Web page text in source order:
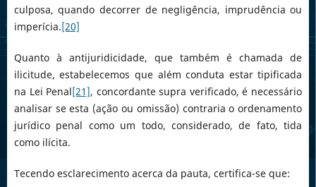
culposa, quando decorrer de negligência, imprudência ou
imperícia.[20]
Quanto à antijuridicidade, que também é chamada de
ilicitude, estabelecemos que além conduta estar tipificada
na Lei Penal[21], concordante supra verificado, é necessário
analisar se esta (ação ou omissão) contraria o ordenamento
jurídico penal como um todo, considerado, de fato, tida
como ilícita.
Tecendo esclarecimento acerca da pauta, certifica-se que: